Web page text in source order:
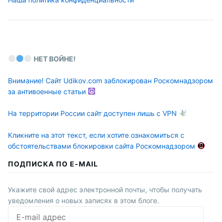
НЕТ ВОЙНЕ!
Внимание! Сайт Udikov.com заблокирован Роскомнадзором
за антивоенные статьи
На территории России сайт доступен лишь с VPN
Кликните на этот текст, если хотите ознакомиться с
обстоятельствами блокировки сайта Роскомнадзором
ПОДПИСКА ПО E-MAIL
Укажите свой адрес электронной почты, чтобы получать
уведомления о новых записях в этом блоге.